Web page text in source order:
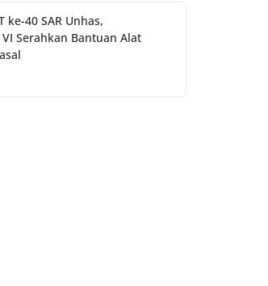
ke-40 SAR Unhas,
Serahkan Bantuan Alat